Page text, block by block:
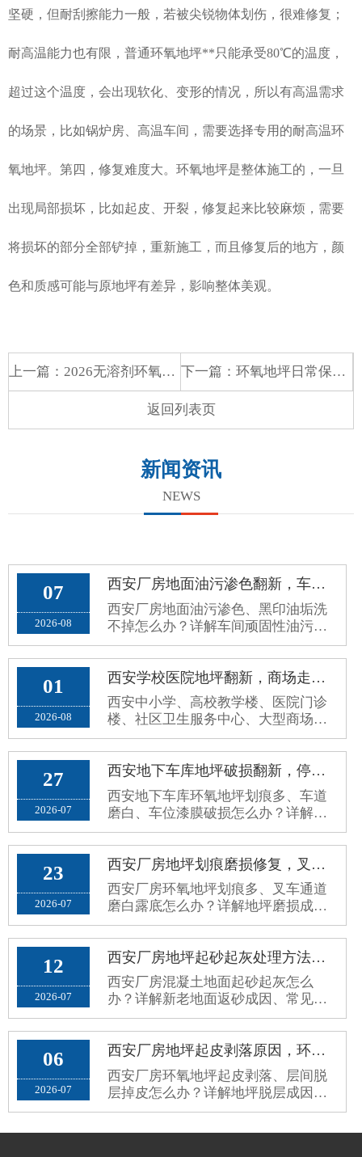
坚硬，但耐刮擦能力一般，若被尖锐物体划伤，很难修复；
耐高温能力也有限，普通环氧地坪**只能承受80℃的温度，
超过这个温度，会出现软化、变形的情况，所以有高温需求
的场景，比如锅炉房、高温车间，需要选择专用的耐高温环
氧地坪。第四，修复难度大。环氧地坪是整体施工的，一旦
出现局部损坏，比如起皮、开裂，修复起来比较麻烦，需要
将损坏的部分全部铲掉，重新施工，而且修复后的地方，颜
色和质感可能与原地坪有差异，影响整体美观。
上一篇： 2026无溶剂环氧自流平：电子厂、数据中心的“静电防护神器” 下一篇： 环氧地坪日常保养：这样维护，寿命从3年延长到10年+
返回列表页
新闻资讯
NEWS
07
2026-08
西安厂房地面油污渗色翻新，车间环氧地面黑印油垢洗不掉处理方案
西安厂房地面油污渗色、黑印油垢洗
不掉怎么办？详解车间顽固性油污成
因、翻新误区与耐油封闭根治施工方
案。
01
2026-08
西安学校医院地坪翻新，商场走廊公共区域环保防滑环氧地坪施工方案
西安中小学、高校教学楼、医院门诊
楼、社区卫生服务中心、大型商场超
市、写字楼公共走廊，属于高人流、
高频走动、全天候开放的公共区域。
原有普通水泥地面、老旧地砖、普通
环氧地面，使用久了容易出现地面起
砂起灰、划痕发黑、空鼓脱落、地面
打滑、污渍渗透、接缝藏污、颜色老
和厂···
27
2026-07
西安地下车库地坪破损翻新，停车场环氧地面车轮划痕、起灰病害处理方案
西安地下车库环氧地坪划痕多、车道
磨白、车位漆膜破损怎么办？详解停
车场地坪病害成因、修补误区与分区
耐磨翻新施工方案。
23
2026-07
西安厂房地坪划痕磨损修复，叉车通道环氧地面磨白露底翻新方案
西安厂房环氧地坪划痕多、叉车通道
磨白露底怎么办？详解地坪磨损成
因、修复误区与标准化耐磨翻新方
案，长效解决地面老旧斑驳问题。
12
2026-07
西安厂房地坪起砂起灰处理方法，新老混凝土地面返砂固化方案
西安厂房混凝土地面起砂起灰怎么
办？详解新老地面返砂成因、常见误
区与标准化固化防尘处理方案，解决
车间扬尘问题。
06
2026-07
西安厂房地坪起皮剥落原因，环氧地坪脱层掉皮根治修复方案
西安厂房环氧地坪起皮剥落、层间脱
层掉皮怎么办？详解地坪脱层成因、
施工误区与标准化根治修复方案，杜